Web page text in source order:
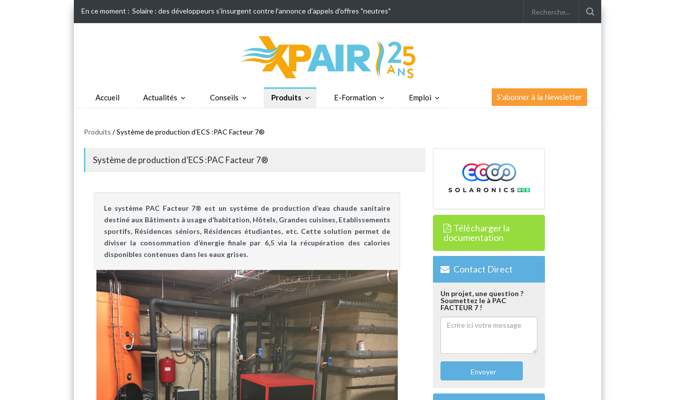
En ce moment : Solaire : des développeurs s'insurgent contre l'annonce d'appels d'offres "neutres"
Accueil Actualités Conseils Produits E-Formation Emploi S'abonner à la Newsletter
Produits / Système de production d’ECS :PAC Facteur 7®
Système de production d’ECS :PAC Facteur 7®
Le système PAC Facteur 7® est un système de production d’eau chaude sanitaire
destiné aux Bâtiments à usage d’habitation, Hôtels, Grandes cuisines, Etablissements
sportifs, Résidences séniors, Résidences étudiantes, etc. Cette solution permet de
diviser la consommation d’énergie finale par 6,5 via la récupération des calories
disponibles contenues dans les eaux grises.
Télécharger la
documentation
Contact Direct
Un projet, une question ?
Soumettez le à PAC
FACTEUR 7 !
Envoyer